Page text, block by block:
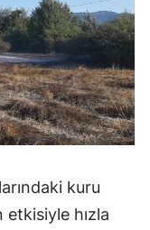
kuru
etkisiyle hızla